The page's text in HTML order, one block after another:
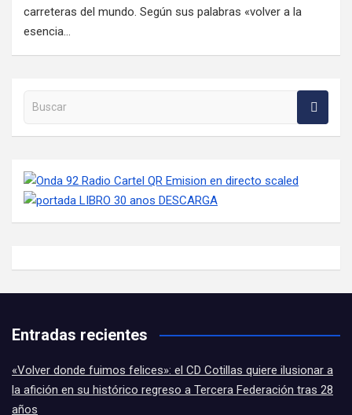
carreteras del mundo. Según sus palabras «volver a la
esencia…
Buscar en la web
Entradas recientes
«Volver donde fuimos felices»: el CD Cotillas quiere ilusionar a
la afición en su histórico regreso a Tercera Federación tras 28
años